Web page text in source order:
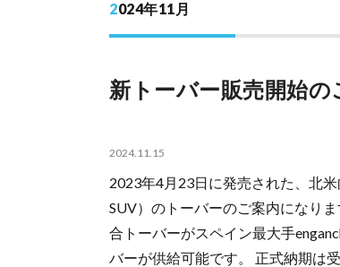
2024年11月
新トーバー販売開始の
2024.11.15
2023年4月23日に発売された、北
SUV）のトーバーのご案内になり
合トーバーがスペイン最大手
バーが供給可能です。 正式納期は